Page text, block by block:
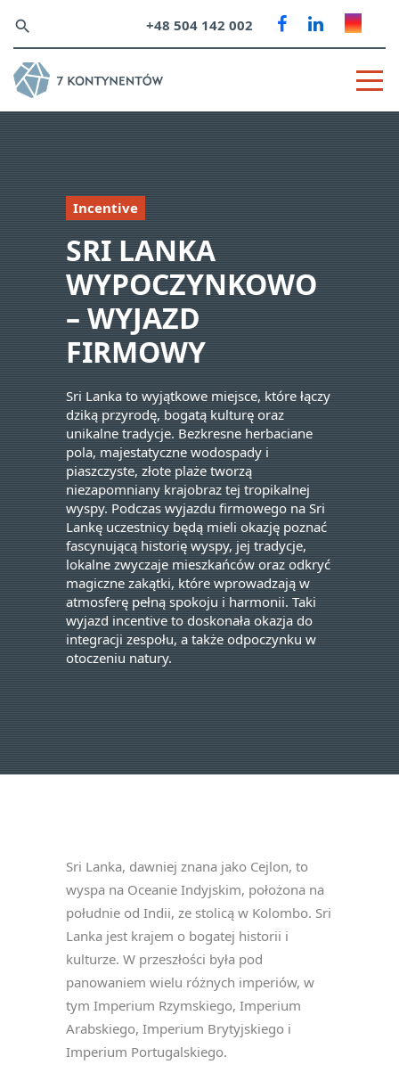
search +48 504 142 002
Incentive
SRI LANKA
WYPOCZYNKOWO
– WYJAZD
FIRMOWY
Sri Lanka to wyjątkowe miejsce, które łączy
dziką przyrodę, bogatą kulturę oraz
unikalne tradycje. Bezkresne herbaciane
pola, majestatyczne wodospady i
piaszczyste, złote plaże tworzą
niezapomniany krajobraz tej tropikalnej
wyspy. Podczas wyjazdu firmowego na Sri
Lankę uczestnicy będą mieli okazję poznać
fascynującą historię wyspy, jej tradycje,
lokalne zwyczaje mieszkańców oraz odkryć
magiczne zakątki, które wprowadzają w
atmosferę pełną spokoju i harmonii. Taki
wyjazd incentive to doskonała okazja do
integracji zespołu, a także odpoczynku w
otoczeniu natury.
Sri Lanka, dawniej znana jako Cejlon, to
wyspa na Oceanie Indyjskim, położona na
południe od Indii, ze stolicą w Kolombo. Sri
Lanka jest krajem o bogatej historii i
kulturze. W przeszłości była pod
panowaniem wielu różnych imperiów, w
tym Imperium Rzymskiego, Imperium
Arabskiego, Imperium Brytyjskiego i
Imperium Portugalskiego.